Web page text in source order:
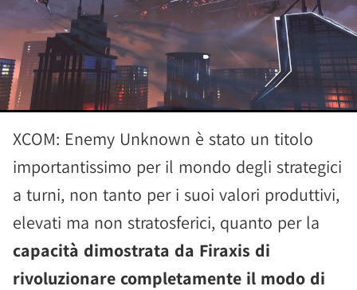
XCOM: Enemy Unknown è stato un titolo
importantissimo per il mondo degli strategici
a turni, non tanto per i suoi valori produttivi,
elevati ma non stratosferici, quanto per la
capacità dimostrata da Firaxis di
rivoluzionare completamente il modo di